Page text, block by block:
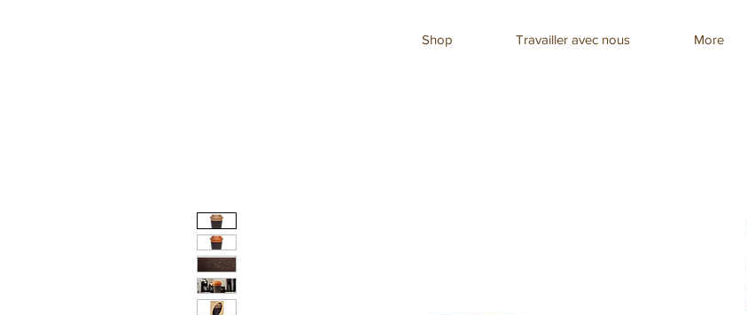
Shop Travailler avec nous More